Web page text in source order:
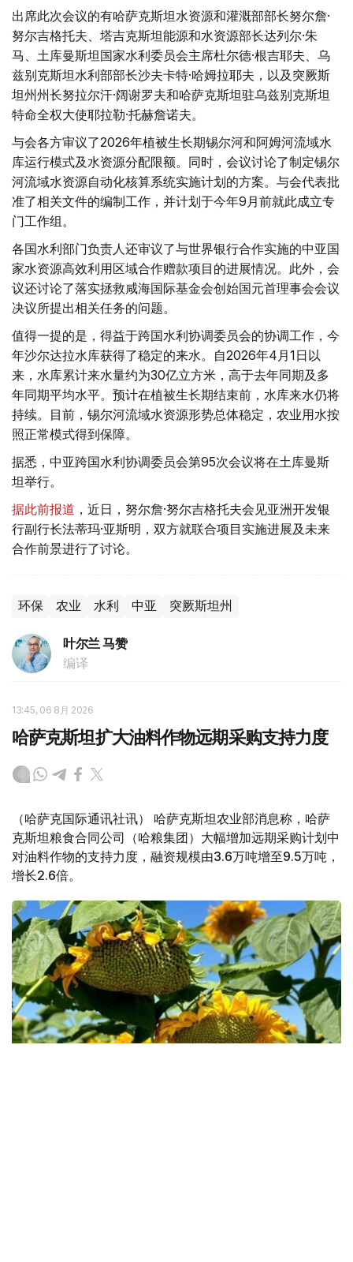
出席此次会议的有哈萨克斯坦水资源和灌溉部部长努尔詹·
努尔吉格托夫、塔吉克斯坦能源和水资源部长达列尔·朱
马、土库曼斯坦国家水利委员会主席杜尔德·根吉耶夫、乌
兹别克斯坦水利部部长沙夫卡特·哈姆拉耶夫，以及突厥斯
坦州州长努拉尔汗·阔谢罗夫和哈萨克斯坦驻乌兹别克斯坦
特命全权大使耶拉勒·托赫詹诺夫。
与会各方审议了2026年植被生长期锡尔河和阿姆河流域水
库运行模式及水资源分配限额。同时，会议讨论了制定锡尔
河流域水资源自动化核算系统实施计划的方案。与会代表批
准了相关文件的编制工作，并计划于今年9月前就此成立专
门工作组。
各国水利部门负责人还审议了与世界银行合作实施的中亚国
家水资源高效利用区域合作赠款项目的进展情况。此外，会
议还讨论了落实拯救咸海国际基金会创始国元首理事会会议
决议所提出相关任务的问题。
值得一提的是，得益于跨国水利协调委员会的协调工作，今
年沙尔达拉水库获得了稳定的来水。自2026年4月1日以
来，水库累计来水量约为30亿立方米，高于去年同期及多
年同期平均水平。预计在植被生长期结束前，水库来水仍将
持续。目前，锡尔河流域水资源形势总体稳定，农业用水按
照正常模式得到保障。
据悉，中亚跨国水利协调委员会第95次会议将在土库曼斯
坦举行。
据此前报道 ，近日，努尔詹·努尔吉格托夫会见亚洲开发银
行副行长法蒂玛·亚斯明，双方就联合项目实施进展及未来
合作前景进行了讨论。
环保 农业 水利 中亚 突厥斯坦州
叶尔兰 马赞
编译
13:45, 06 8月 2026
哈萨克斯坦扩大油料作物远期采购支持力度
（哈萨克国际通讯社讯） 哈萨克斯坦农业部消息称，哈萨
克斯坦粮食合同公司（哈粮集团）大幅增加远期采购计划中
对油料作物的支持力度，融资规模由3.6万吨增至9.5万吨，
增长2.6倍。